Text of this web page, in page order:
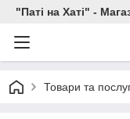
"Паті на Хаті" -
Товари та